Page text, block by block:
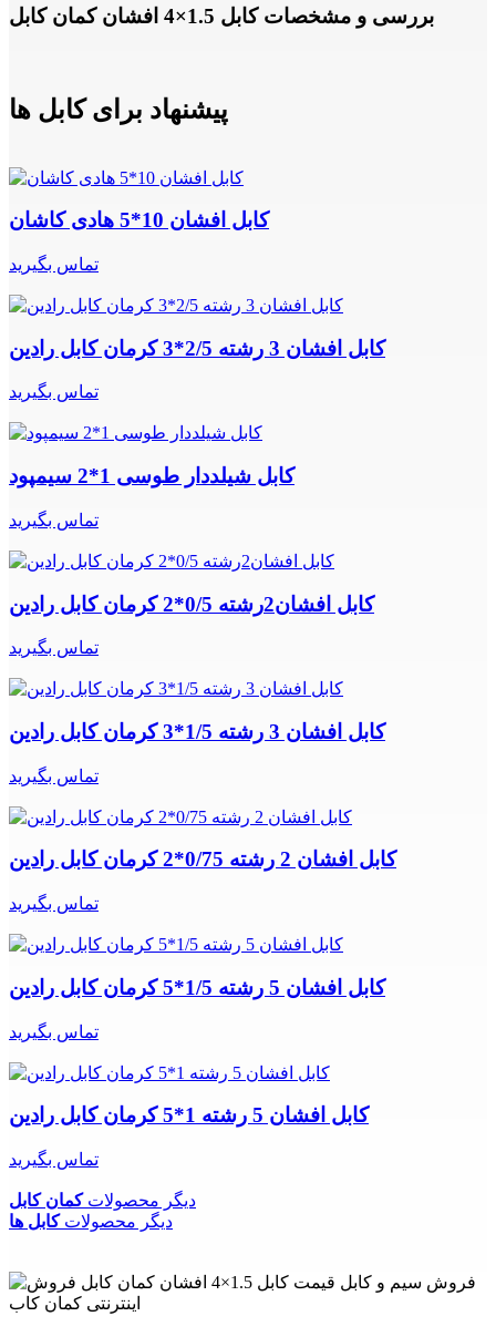
بررسی و مشخصات کابل 1.5×4 افشان کمان کابل
پیشنهاد برای کابل ها
کابل افشان 10*5 هادی کاشان
تماس بگیرید
کابل افشان 3 رشته 2/5*3 کرمان کابل رادین
تماس بگیرید
کابل شیلددار طوسی 1*2 سیمپود
تماس بگیرید
کابل افشان2رشته 0/5*2 کرمان کابل رادین
تماس بگیرید
کابل افشان 3 رشته 1/5*3 کرمان کابل رادین
تماس بگیرید
کابل افشان 2 رشته 0/75*2 کرمان کابل رادین
تماس بگیرید
کابل افشان 5 رشته 1/5*5 کرمان کابل رادین
تماس بگیرید
کابل افشان 5 رشته 1*5 کرمان کابل رادین
تماس بگیرید
دیگر محصولاتکمان کابل
دیگر محصولاتکابل ها